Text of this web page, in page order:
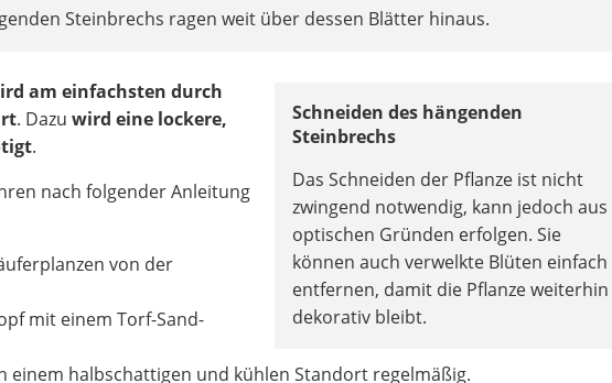
Steinbrechs ragen weit über dessen Blätter hinaus.
Schneiden des hängenden
Steinbrechs
Das Schneiden der Pflanze ist nicht
zwingend notwendig, kann jedoch aus
optischen Gründen erfolgen. Sie
können auch verwelkte Blüten einfach
entfernen, damit die Pflanze weiterhin
dekorativ bleibt.
am einfachsten durch
. Dazuwird eine lockere,
.
nach folgender Anleitung
von der
mit einem Torf-Sand-
einem halbschattigen und kühlen Standort regelmäßig.